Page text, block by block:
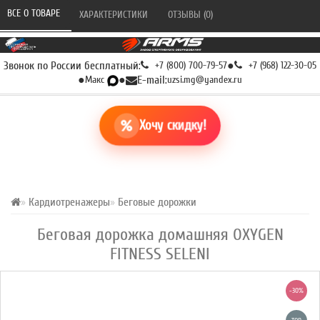
Звонок по России бесплатный: +7 (800) 700-79-57● +7 (968) 122-30-05
●Макс ● E-mail:uzsi.mg@yandex.ru
Хочу скидку!
Кардиотренажеры Беговые дорожки
Беговая дорожка домашняя OXYGEN
FITNESS SELENI
ВСЕ О ТОВАРЕ ХАРАКТЕРИСТИКИ ОТЗЫВЫ (0)
-30%